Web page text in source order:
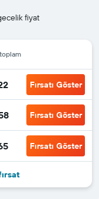
fiyat
Fırsatı Göster
Fırsatı Göster
Fırsatı Göster